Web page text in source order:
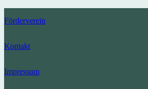
Förderverein
Kontakt
Impressum